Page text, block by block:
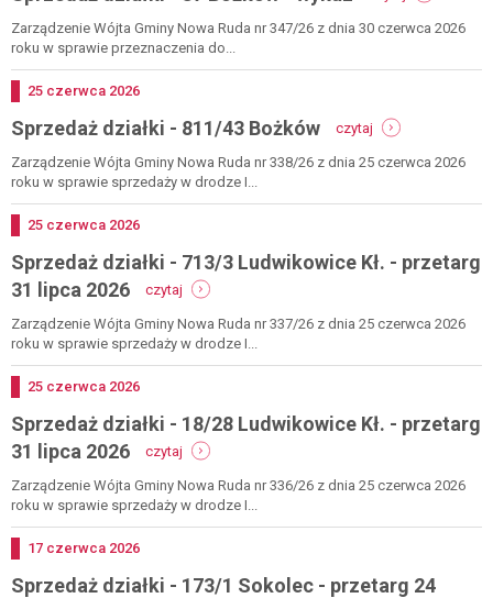
sprzedaż
działki
Zarządzenie Wójta Gminy Nowa Ruda nr 347/26 z dnia 30 czerwca 2026
roku w sprawie przeznaczenia do...
Dodano
25 czerwca 2026
Sprzedaż działki - 811/43 Bożków czytaj
sprzedaż
działki
Zarządzenie Wójta Gminy Nowa Ruda nr 338/26 z dnia 25 czerwca 2026
roku w sprawie sprzedaży w drodze I...
Dodano
25 czerwca 2026
Sprzedaż działki - 713/3 Ludwikowice Kł. - przetarg
31 lipca 2026
czytaj
sprzedaż
działki
-
-
przetarg
31
lipca
2026
Zarządzenie Wójta Gminy Nowa Ruda nr 337/26 z dnia 25 czerwca 2026
roku w sprawie sprzedaży w drodze I...
Dodano
25 czerwca 2026
Sprzedaż działki - 18/28 Ludwikowice Kł. - przetarg
31 lipca 2026
czytaj
sprzedaż
działki
-
-
Zarządzenie Wójta Gminy Nowa Ruda nr 336/26 z dnia 25 czerwca 2026
roku w sprawie sprzedaży w drodze I...
Dodano
17 czerwca 2026
Sprzedaż działki - 173/1 Sokolec - przetarg 24